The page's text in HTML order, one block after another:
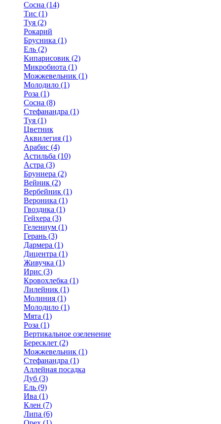
Сосна (14)
Тис (1)
Туя (2)
Рокарий
Брусника (1)
Ель (2)
Кипарисовик (2)
Микробиота (1)
Можжевельник (1)
Молодило (1)
Роза (1)
Сосна (8)
Стефанандра (1)
Туя (1)
Цветник
Аквилегия (1)
Арабис (4)
Астильба (10)
Астра (3)
Бруннера (2)
Вейник (2)
Вербейник (1)
Вероника (1)
Гвоздика (1)
Гейхера (3)
Гелениум (1)
Герань (3)
Дармера (1)
Дицентра (1)
Живучка (1)
Ирис (3)
Кровохлебка (1)
Лилейник (1)
Молиния (1)
Молодило (1)
Мята (1)
Роза (1)
Вертикальное озеленение
Бересклет (2)
Можжевельник (1)
Стефанандра (1)
Аллейная посадка
Дуб (3)
Ель (9)
Ива (1)
Клен (7)
Липа (6)